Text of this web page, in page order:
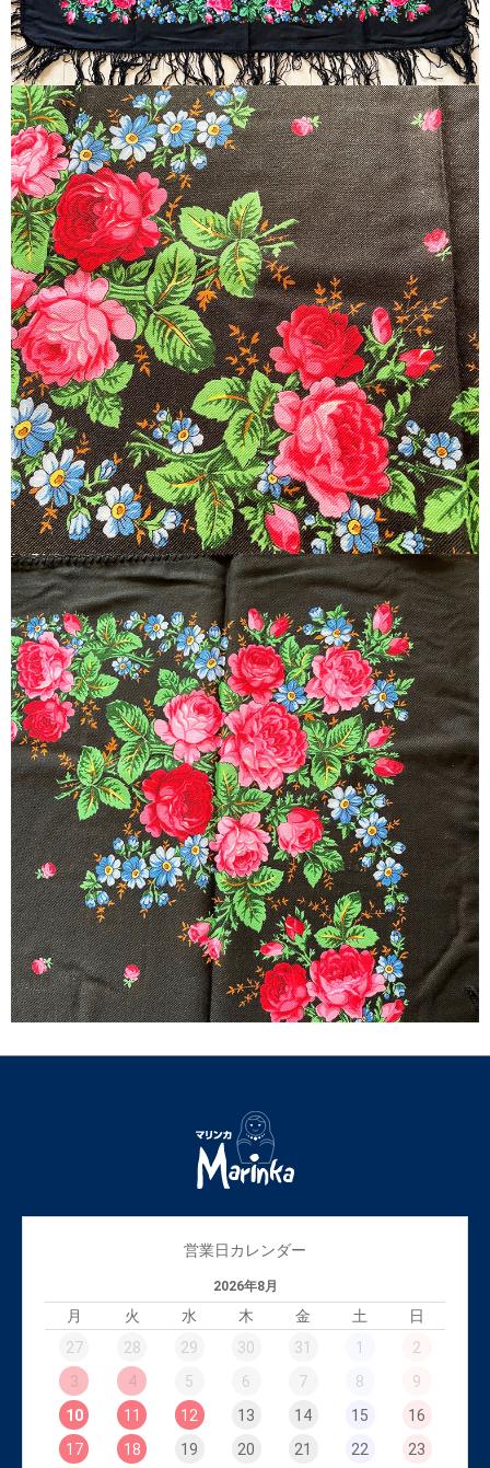
営業日カレンダー
2026年8月
月 火 水 木 金 土
日
27
28 29 30 31 1
2
3
4 5 6 7 8
9
10
11 12 13 14 15
16
17
18 19 20 21 22
23